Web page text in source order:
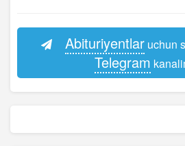
Abituriyentlaruchun
Telegram